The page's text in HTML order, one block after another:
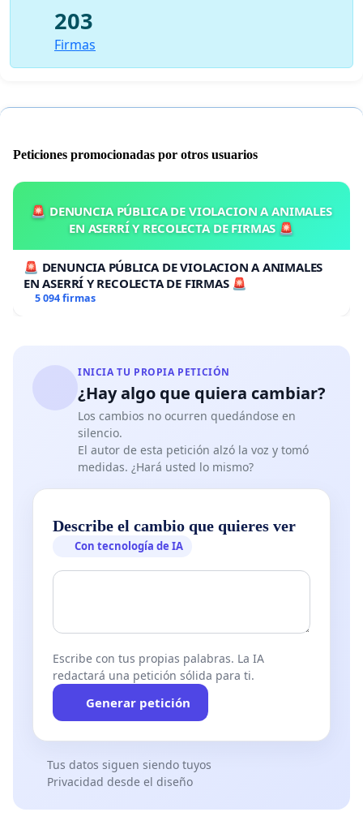
INDEPENDENCIA”
de abril del 2021
Dr. Oscar Ugarte Ubillús
Presente.-
os abajo firmantes, ciudadanos orepresentantes de
instituciones públicas y privadas de la Ciudad de Caraz,
nos dirigimos a usted en defensa de la vida y de la
dignidad humana
Nuestra provincia de Huaylas se encuentra en
situación de riesgo extremo, dec
autoridades del gobierno c
203
Firmas
Peticiones promocionadas por otros usuarios
🚨 DENUNCIA PÚBLICA DE VIOLACION A ANIMALES
EN ASERRÍ Y RECOLECTA DE FIRMAS 🚨
🚨 DENUNCIA PÚBLICA DE VIOLACION A ANIMALES
EN ASERRÍ Y RECOLECTA DE FIRMAS 🚨
5 094 firmas
INICIA TU PROPIA PETICIÓN
¿Hay algo que quiera cambiar?
Los cambios no ocurren quedándose en
silencio.
El autor de esta petición alzó la voz y tomó
medidas. ¿Hará usted lo mismo?
Describe el cambio que quieres ver
Con tecnología de IA
Escribe con tus propias palabras. La IA
redactará una petición sólida para ti.
Generar petición
Tus datos siguen siendo tuyos
Privacidad desde el diseño